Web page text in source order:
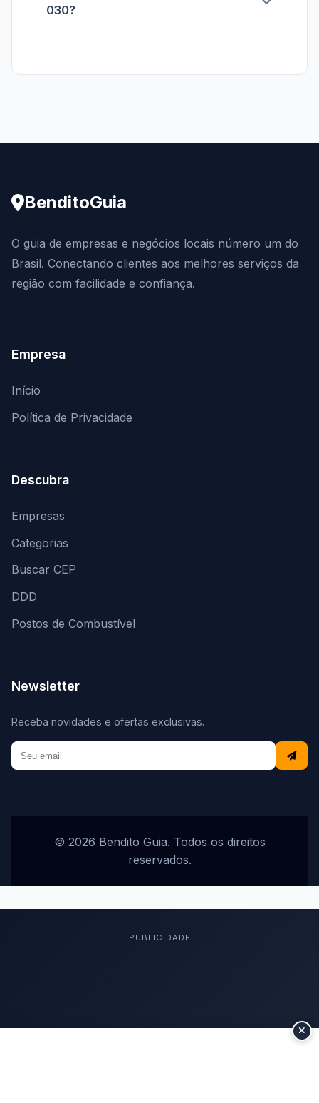
030?
BenditoGuia
O guia de empresas e negócios locais número um do
Brasil. Conectando clientes aos melhores serviços da
região com facilidade e confiança.
Empresa
Início
Política de Privacidade
Descubra
Empresas
Categorias
Buscar CEP
DDD
Postos de Combustível
Newsletter
Receba novidades e ofertas exclusivas.
© 2026 Bendito Guia. Todos os direitos
reservados.